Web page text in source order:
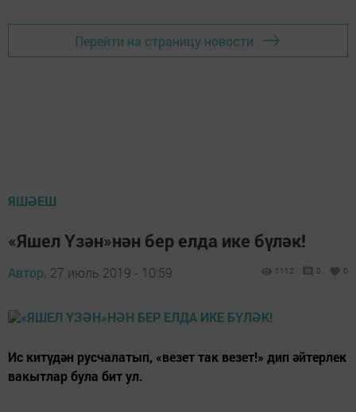
Перейти на страницу новости
ЯШӘЕШ
«Яшел Үзән»нән бер елда ике бүләк!
Автор, 27 июль 2019 - 10:59 1112 0 0
Ис китүдән русчалатып, «везет так везет!» дип әйтерлек
вакытлар була бит ул.